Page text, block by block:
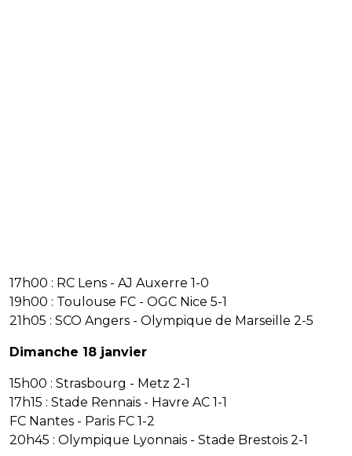
17h00 : RC Lens - AJ Auxerre 1-0
19h00 : Toulouse FC - OGC Nice 5-1
21h05 : SCO Angers - Olympique de Marseille 2-5
Dimanche 18 janvier
15h00 : Strasbourg - Metz 2-1
17h15 : Stade Rennais - Havre AC 1-1
FC Nantes - Paris FC 1-2
20h45 : Olympique Lyonnais - Stade Brestois 2-1